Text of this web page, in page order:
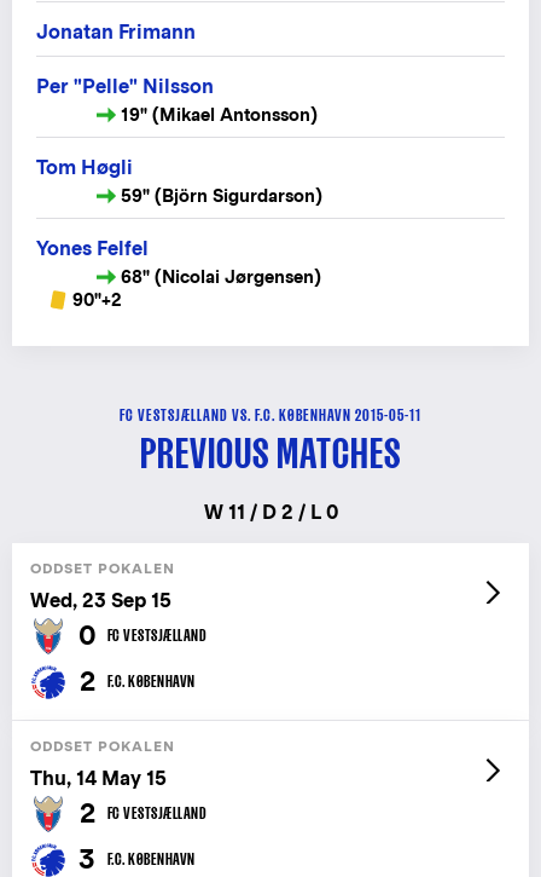
Jonatan Frimann
Per "Pelle" Nilsson
19" (Mikael Antonsson)
Tom Høgli
59" (Björn Sigurdarson)
Yones Felfel
68" (Nicolai Jørgensen)
90"+2
FC VESTSJÆLLAND VS. F.C. KØBENHAVN 2015-05-11
PREVIOUS MATCHES
W 11 / D 2 / L 0
ODDSET POKALEN
Wed, 23 Sep 15
0 FC VESTSJÆLLAND
2 F.C. KØBENHAVN
ODDSET POKALEN
Thu, 14 May 15
2 FC VESTSJÆLLAND
3 F.C. KØBENHAVN